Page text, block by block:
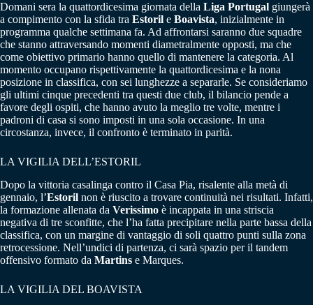
Domani sera la quattordicesima giornata della Liga Portugal giungerà
a compimento con la sfida tra Estoril e Boavista, inizialmente in
programma qualche settimana fa. Ad affrontarsi saranno due squadre
che stanno attraversando momenti diametralmente opposti, ma che
come obiettivo primario hanno quello di mantenere la categoria. Al
momento occupano rispettivamente la quattordicesima e la nona
posizione in classifica, con sei lunghezze a separarle. Se consideriamo
gli ultimi cinque precedenti tra questi due club, il bilancio pende a
favore degli ospiti, che hanno avuto la meglio tre volte, mentre i
padroni di casa si sono imposti in una sola occasione. In una
circostanza, invece, il confronto è terminato in parità.
LA VIGILIA DELL’ESTORIL
Dopo la vittoria casalinga contro il Casa Pia, risalente alla metà di
gennaio, l’Estoril non è riuscito a trovare continuità nei risultati. Infatti,
la formazione allenata da Verissimo è incappata in una striscia
negativa di tre sconfitte, che l’ha fatta precipitare nella parte bassa della
classifica, con un margine di vantaggio di soli quattro punti sulla zona
retrocessione. Nell’undici di partenza, ci sarà spazio per il tandem
offensivo formato da Martins e Marques.
LA VIGILIA DEL BOAVISTA